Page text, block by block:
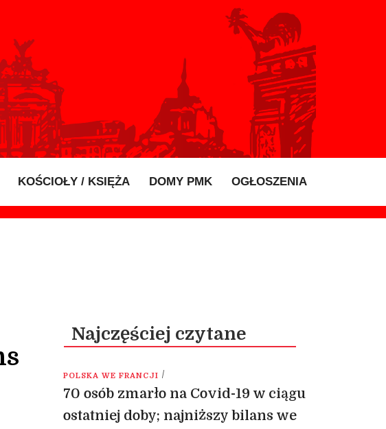
KOŚCIOŁY / KSIĘŻA DOMY PMK OGŁOSZENIA
Najczęściej czytane
POLSKA WE FRANCJI /
70 osób zmarło na Covid-19 w ciągu
ostatniej doby; najniższy bilans we